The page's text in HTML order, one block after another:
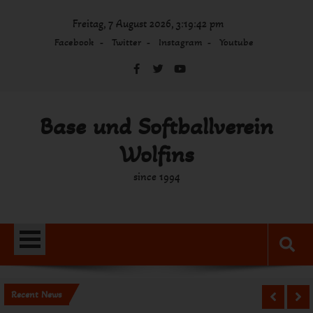
Freitag, 7 August 2026, 3:19:42 pm
Facebook Twitter Instagram Youtube
Base und Softballverein
Wolfins
since 1994
Recent News